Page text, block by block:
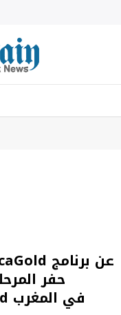
لمشروع Tichka Est Gold في المغرب